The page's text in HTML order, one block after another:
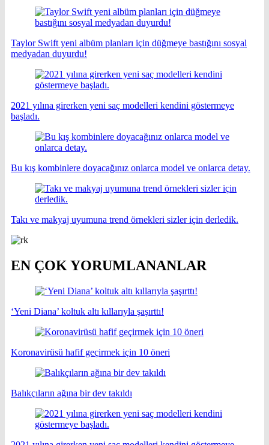
Taylor Swift yeni albüm planları için düğmeye bastığını sosyal
medyadan duyurdu!
2021 yılına girerken yeni saç modelleri kendini göstermeye
başladı.
Bu kış kombinlere doyacağınız onlarca model ve onlarca detay.
Takı ve makyaj uyumuna trend örnekleri sizler için derledik.
EN ÇOK YORUMLANANLAR
‘Yeni Diana’ koltuk altı kıllarıyla şaşırttı!
Koronavirüsü hafif geçirmek için 10 öneri
Balıkçıların ağına bir dev takıldı